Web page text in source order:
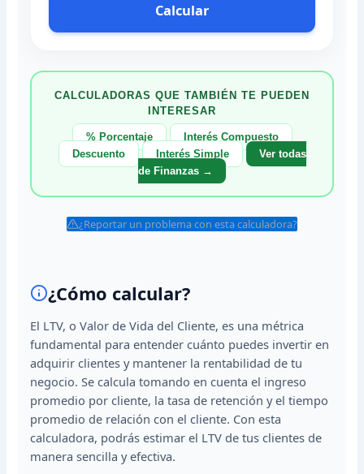
Calcular
CALCULADORAS QUE TAMBIÉN TE PUEDEN
INTERESAR
% Porcentaje
Interés Compuesto
Descuento
Interés Simple
Ver todas
de Finanzas →
¿Reportar un problema con esta calculadora?
¿Cómo calcular?
El LTV, o Valor de Vida del Cliente, es una métrica
fundamental para entender cuánto puedes invertir en
adquirir clientes y mantener la rentabilidad de tu
negocio. Se calcula tomando en cuenta el ingreso
promedio por cliente, la tasa de retención y el tiempo
promedio de relación con el cliente. Con esta
calculadora, podrás estimar el LTV de tus clientes de
manera sencilla y efectiva.